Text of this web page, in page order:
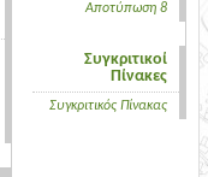
Αποτύπωση 8
Συγκριτικοί
Πίνακες
Συγκριτικός Πίνακας